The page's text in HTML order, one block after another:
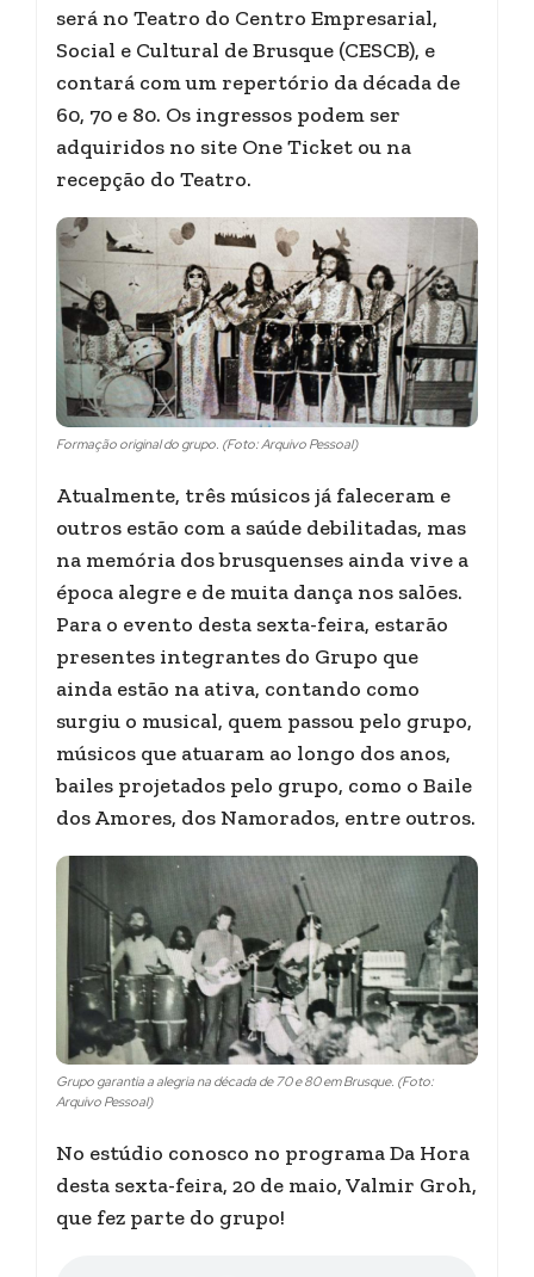
será no Teatro do Centro Empresarial,
Social e Cultural de Brusque (CESCB), e
contará com um repertório da década de
60, 70 e 80. Os ingressos podem ser
adquiridos no site One Ticket ou na
recepção do Teatro.
Formação original do grupo. (Foto: Arquivo Pessoal)
Atualmente, três músicos já faleceram e
outros estão com a saúde debilitadas, mas
na memória dos brusquenses ainda vive a
época alegre e de muita dança nos salões.
Para o evento desta sexta-feira, estarão
presentes integrantes do Grupo que
ainda estão na ativa, contando como
surgiu o musical, quem passou pelo grupo,
músicos que atuaram ao longo dos anos,
bailes projetados pelo grupo, como o Baile
dos Amores, dos Namorados, entre outros.
Grupo garantia a alegria na década de 70 e 80 em Brusque. (Foto:
Arquivo Pessoal)
No estúdio conosco no programa Da Hora
desta sexta-feira, 20 de maio, Valmir Groh,
que fez parte do grupo!